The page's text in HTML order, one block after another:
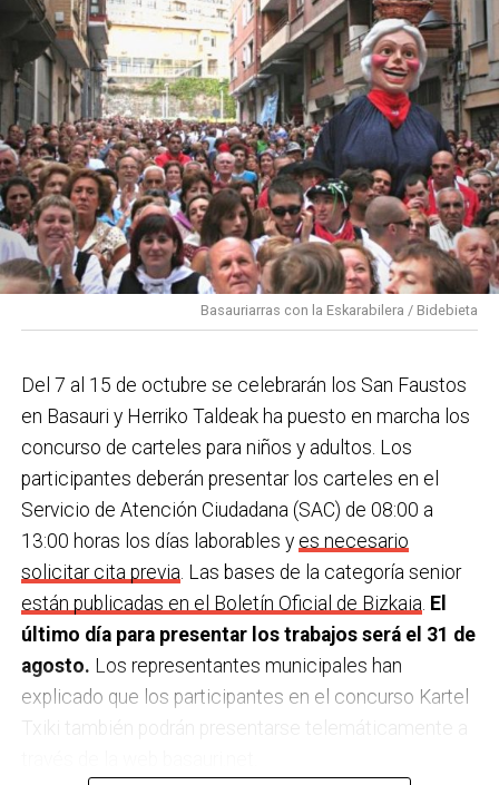
Basauriarras con la Eskarabilera / Bidebieta
Del 7 al 15 de octubre se celebrarán los San Faustos
en Basauri y Herriko Taldeak ha puesto en marcha los
concurso de carteles para niños y adultos. Los
participantes deberán presentar los carteles en el
Servicio de Atención Ciudadana (SAC) de 08:00 a
13:00 horas los días laborables y es necesario
solicitar cita previa . Las bases de la categoría senior
están publicadas en el Boletín Oficial de Bizkaia El
último día para presentar los trabajos será el 31 de
agosto. Los representantes municipales han
explicado que los participantes en el concurso Kartel
Txiki también podrán presentarse telemáticamente a